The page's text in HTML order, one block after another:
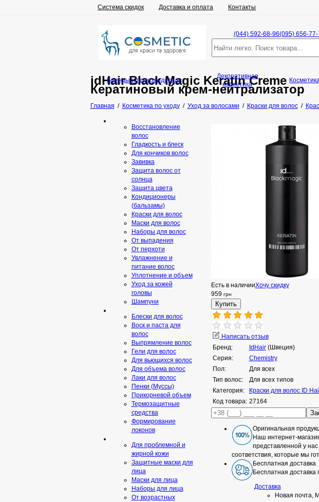
Система скидок Доставка и оплата Контакты
(044) 592-68-96(095) 656-77-
idHair Black Magic Keratin Creme
Кератиновый крем-нейтрализатор
Главная / Косметика по уходу/ Уход за волосами / Краски для волос/
Хочу скидку
Есть в наличии
959 грн
Написать отзыв
Бренд:
IdHair(Швеция)
Серия:
Chemistry
Пол:
Для всех
Тип волос:
Для всех типов
Категория:
Краски для волос ID
Код товара: 27164
Оригинальная
Наш интернет-
представленной у
соответствия, которые мы
Бесплатная доставка
Бесплатная доставка
Доставка
Новая почта,
Бренды и производители
Декоративная
косметика
Восстановление
волос
Гладкость и блеск
Для кончиков волос
Завивка
Защита волос от
солнца
Защита цвета
Кондиционеры
(бальзамы)
Краски для волос
Маски для волос
Наборы для волос
От выпадения
От перхоти
Увлажнение и
питание волос
Уплотнение и объем
Уход за кожей
головы
Шампуни
Блески для волос
Воск и паста для
волос
Выпрямление волос
Гели для волос
Для вьющихся волос
Для объема волос
Лаки для волос
Пенки (Муссы)
Прикорневой объем
Термозащитные
средства
Формирование
локонов
Для проблемной и
жирной кожи
Защитные маски для
лица
Маски для лица
Наборы для лица
От возрастных